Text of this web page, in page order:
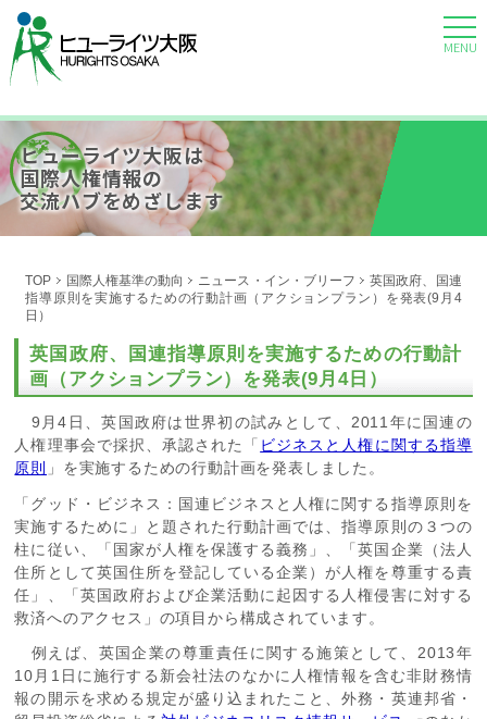
MENU
ヒューライツ大阪は
国際人権情報の
交流ハブをめざします
TOP 国際人権基準の動向 ニュース・イン・ブリーフ
英国政府、国連
指導原則を実施するための行動計画（アクションプラン）を発表(9月4
日）
英国政府、国連指導原則を実施するための行動計
画（アクションプラン）を発表(9月4日）
9月4日、英国政府は世界初の試みとして、 2011 年に国連の
人権理事会で採択、承認された
「 ビジネスと人権に関する指導
原則
」を実施するための行動計画を発表しました。
「グッド・ビジネス：国連ビジネスと人権に関する指導原則を
実施するために」と題された行動計画では、指導原則の３つの
柱に従い、「国家が人権を保護する義務」、「英国企業（法人
住所として英国住所を登記している企業）が人権を尊重する責
任」、「英国政府および企業活動に起因する人権侵害に対する
救済へのアクセス」の項目から構成されています。
例えば、英国企業の尊重責任に関する施策として、2013年
10月1日に施行する新会社法のなかに人権情報を含む非財務情
報の開示を求める規定が盛り込まれたこと、外務・英連邦省・